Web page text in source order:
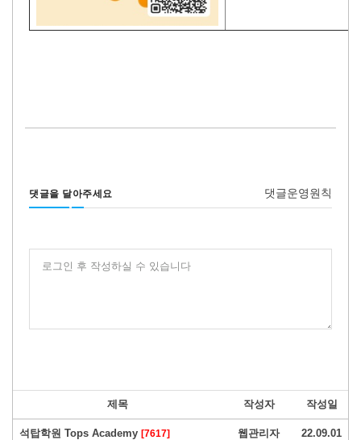
댓글을 달아주세요 댓글운영원칙
로그인 후 작성하실 수 있습니다
제목 작성자 작성일
석탑학원 Tops Academy [7617] 웹관리자 22.09.01